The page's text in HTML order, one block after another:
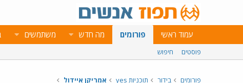
עמוד ראשי פורומים מה חדש משתמשים
פוסטים חיפוש
פורומים בידור תוכניות yes אמריקן איידול